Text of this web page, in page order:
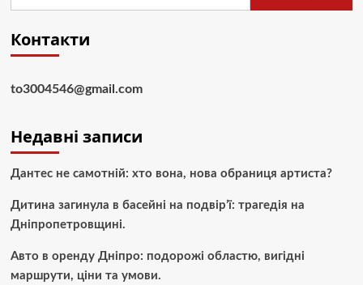
Контакти
to3004546@gmail.com
Недавні записи
Дантес не самотній: хто вона, нова обраниця артиста?
Дитина загинула в басейні на подвір’ї: трагедія на
Дніпропетровщині.
Авто в оренду Дніпро: подорожі областю, вигідні
маршрути, ціни та умови.